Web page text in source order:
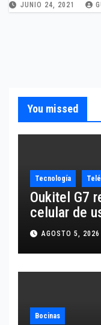
JUNIO 24, 2021
You missed
Tecnología
Oukitel G7
celular de
10,600 mAh
AGOSTO 5, 2026
Bocinas